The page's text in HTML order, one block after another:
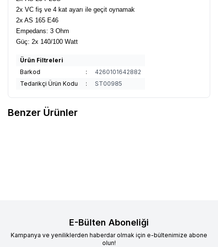
2x VC fiş ve 4 kat ayarı ile geçit oynamak
2x AS 165 E46
Empedans: 3 Ohm
Güç: 2x 140/100 Watt
Ürün Filtreleri
Barkod
:
4260101642882
Tedarikçi Ürün Kodu
: ST00985
Benzer Ürünler
E-Bülten Aboneliği
Kampanya ve yeniliklerden haberdar olmak için e-bültenimize abone
olun!